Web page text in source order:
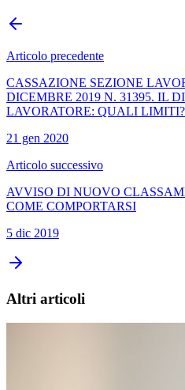
Articolo precedente
CASSAZIONE SEZIONE
DICEMBRE 2019 N. 31395. IL
LAVORATORE: QUALI LIMITI?
21 gen 2020
Articolo successivo
AVVISO DI NUOVO
COME COMPORTARSI
5 dic 2019
Altri articoli